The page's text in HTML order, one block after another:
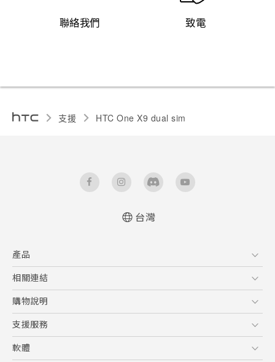
聯絡我們 致電
支援 HTC One X9 dual sim‎
台灣
產品
5G
智慧型手機
配件
相關連結
HTC Research
購物說明
購物須知
訂單管理
支援服務
到府收送維修服務
軟體